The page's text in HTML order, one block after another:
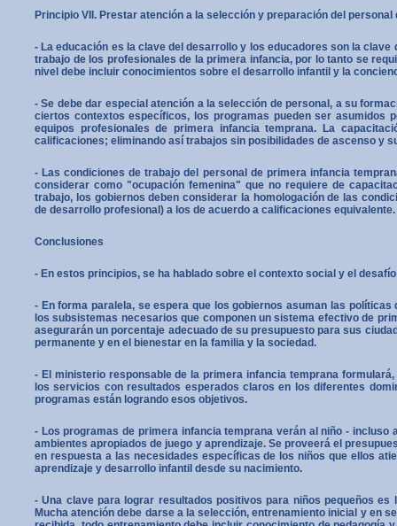
Principio VII. Prestar atención a la selección y preparación del
- La educación es la clave del desarrollo y los educadores son la
trabajo de los profesionales de la primera infancia, por lo tanto se
nivel debe incluir conocimientos sobre el desarrollo infantil y la
- Se debe dar especial atención a la selección de personal, a su
ciertos contextos específicos, los programas pueden ser asumidos
equipos profesionales de primera infancia temprana. La
calificaciones; eliminando así trabajos sin posibilidades de ascenso y
- Las condiciones de trabajo del personal de primera infancia
considerar como "ocupación femenina" que no requiere de
trabajo, los gobiernos deben considerar la homologación de las
de desarrollo profesional) a los de acuerdo a calificaciones equivalente.
Conclusiones
- En estos principios, se ha hablado sobre el contexto social y el
- En forma paralela, se espera que los gobiernos asuman las
los subsistemas nece­sarios que componen un sistema efectivo de
asegurarán un porcentaje adecuado de su presu­pues­to para sus
permanente y en el bienestar en la familia y la sociedad.
- El ministerio responsable de la primera infancia temprana
los servicios con resulta­dos esperados claros en los diferentes
programas están logrando esos objetivos.
- Los programas de primera infancia temprana verán al niño -
ambientes apropiados de juego y aprendizaje. Se proveerá el
en respuesta a las necesidades específicas de los niños que ellos
aprendizaje y desarrollo infantil desde su nacimiento.
- Una clave para lograr resultados positivos para niños pequeños
Mucha atención debe darse a la selección, entre­na­mien­to inicial y en